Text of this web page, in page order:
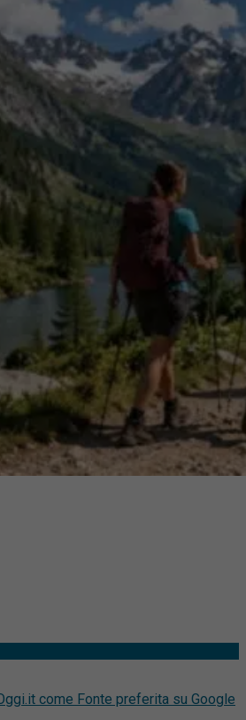
come Fonte preferita su Google